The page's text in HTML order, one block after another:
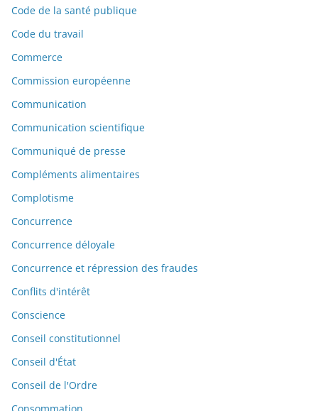
Code de la santé publique
Code du travail
Commerce
Commission européenne
Communication
Communication scientifique
Communiqué de presse
Compléments alimentaires
Complotisme
Concurrence
Concurrence déloyale
Concurrence et répression des fraudes
Conflits d'intérêt
Conscience
Conseil constitutionnel
Conseil d'État
Conseil de l'Ordre